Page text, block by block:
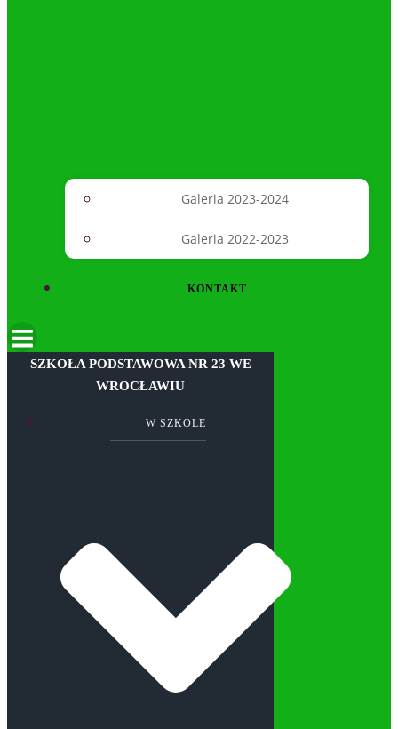
Galeria 2023-2024
Galeria 2022-2023
KONTAKT
SZKOŁA PODSTAWOWA NR 23 WE
WROCŁAWIU
W SZKOLE